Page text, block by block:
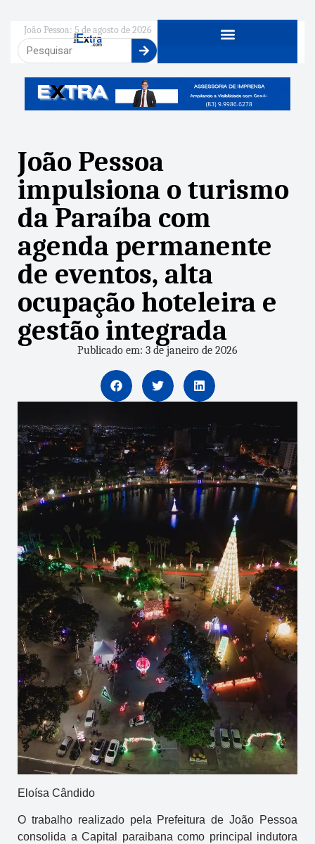
João Pessoa: 5 de agosto de 2026
João Pessoa
impulsiona o turismo
da Paraíba com
agenda permanente
de eventos, alta
ocupação hoteleira e
gestão integrada
Publicado em: 3 de janeiro de 2026
Eloísa Cândido
O trabalho realizado pela Prefeitura de João Pessoa
consolida a Capital paraibana como principal indutora